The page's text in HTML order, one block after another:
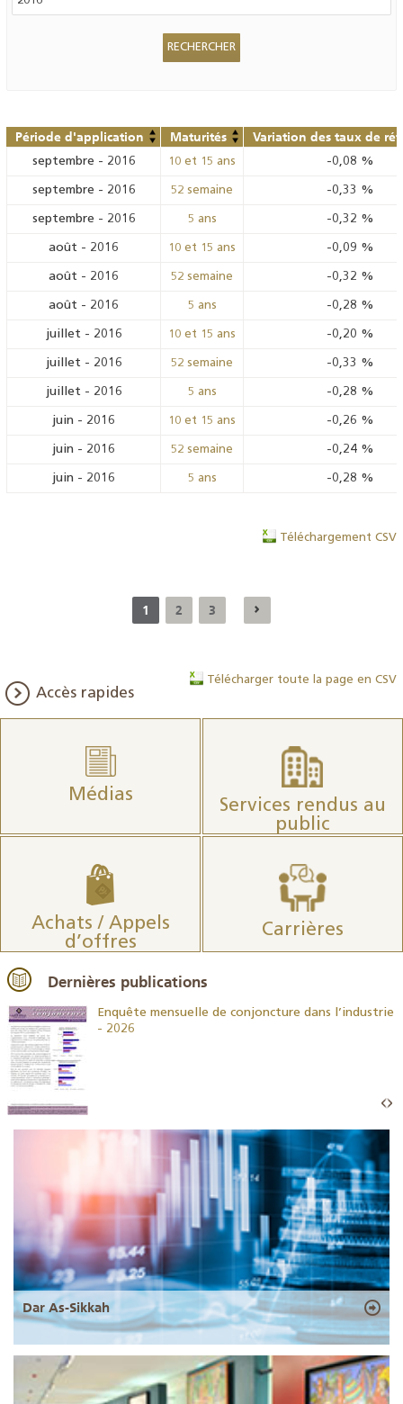
Période d'application Maturités Variation des taux de
septembre - 2016 10 et 15 ans -0,08 %
septembre - 2016 52 semaine -0,33 %
septembre - 2016 5 ans -0,32 %
août - 2016 10 et 15 ans -0,09 %
août - 2016 52 semaine -0,32 %
août - 2016 5 ans -0,28 %
juillet - 2016 10 et 15 ans -0,20 %
juillet - 2016 52 semaine -0,33 %
juillet - 2016 5 ans -0,28 %
juin - 2016 10 et 15 ans -0,26 %
juin - 2016 52 semaine -0,24 %
juin - 2016 5 ans -0,28 %
Téléchargement CSV
1 2 3
Télécharger toute la page en CSV
Accès rapides
Médias
Services rendus au
public
Achats / Appels
d’offres
Carrières
Dernières publications
Enquête mensuelle de conjoncture dans l’industrie
- 2026
Dar As-Sikkah